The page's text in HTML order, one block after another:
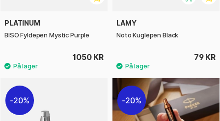
PLATINUM
BISO Fyldepen Mystic Purple
1050 KR
LAMY
Noto Kuglepen Black
79 KR
20% 20%